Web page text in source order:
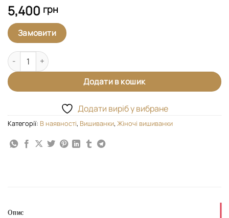
5,400 грн
Замовити
Вишиванка "Розкішні ружі" кількість
Додати в кошик
Додати виріб у вибране
Категорії: В наявності, Вишиванки, Жіночі вишиванки
Опис